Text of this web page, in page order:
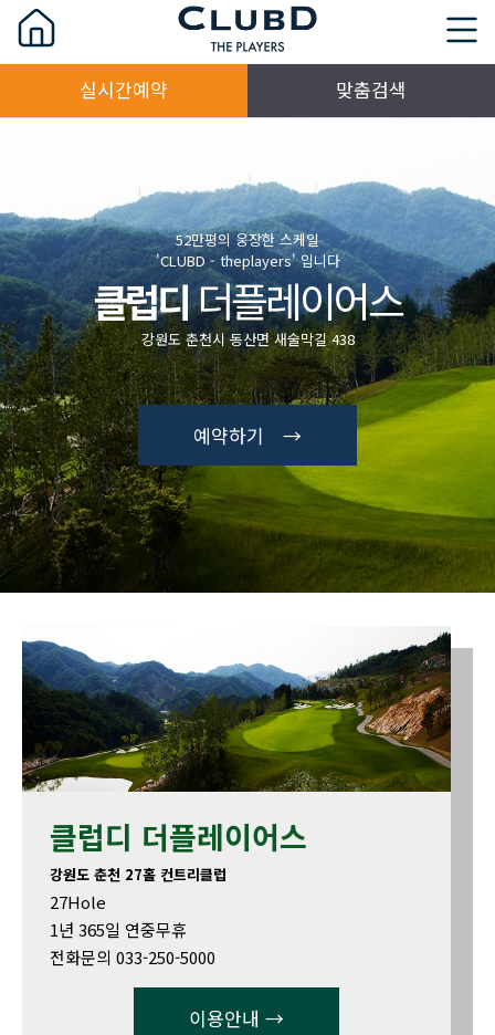
실시간예약 맞춤검색
52만평의 웅장한 스케일
'CLUBD - theplayers' 입니다
클럽디더플레이어스
강원도 춘천시 동산면 새술막길 438
예약하기 →
클럽디 더플레이어스
강원도 춘천 27홀 컨트리클럽
27Hole
1년 365일 연중무휴
전화문의 033-250-5000
이용안내 →